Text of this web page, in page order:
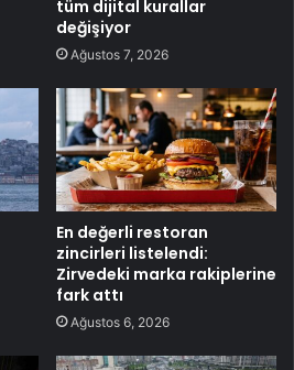
tüm dijital kurallar
değişiyor
Ağustos 7, 2026
En değerli restoran
zincirleri listelendi:
Zirvedeki marka rakiplerine
fark attı
Ağustos 6, 2026